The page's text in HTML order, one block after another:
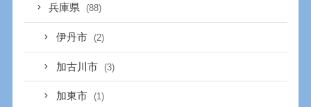
兵庫県 (88)
伊丹市 (2)
加古川市 (3)
加東市 (1)